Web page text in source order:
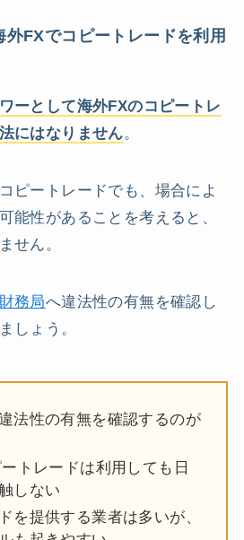
外FXでコピートレードを利用
ーとして海外FXのコピートレ
にはなりません。
ピートレードでも、場合によ
能性があることを考えると、
せん。
財務局へ違法性の有無を確認し
しょう。
法性の有無を確認するのが
トレードは利用しても日
しない
を提供する業者は多いが、